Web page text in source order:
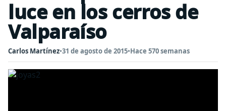
luce en los cerros de
Valparaíso
Carlos Martínez•31 de agosto de 2015•Hace 570 semanas